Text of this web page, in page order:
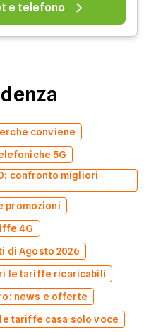
e telefono
conviene
5G
confronto migliori
promozioni
4G
di Agosto 2026
le tariffe ricaricabili
news e offerte
tariffe casa solo voce